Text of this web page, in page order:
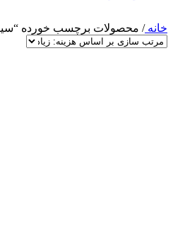
خانه/ محصولات برچسب خورده